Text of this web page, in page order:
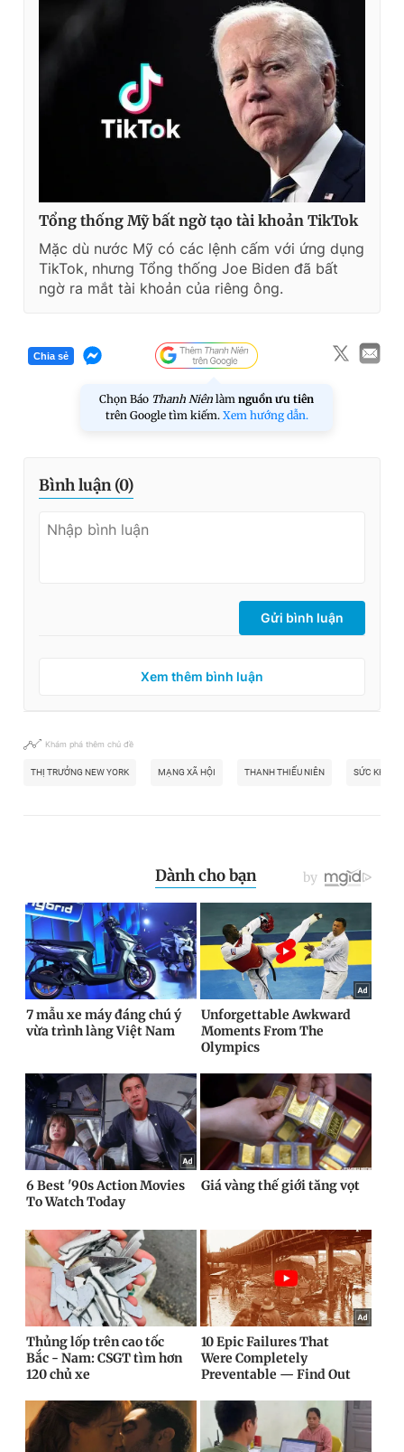
Tổng thống Mỹ bất ngờ tạo tài khoản TikTok
Mặc dù nước Mỹ có các lệnh cấm với ứng dụng
TikTok, nhưng Tổng thống Joe Biden đã bất
ngờ ra mắt tài khoản của riêng ông.
Chia sẻ
Chọn Báo Thanh Niên làm nguồn ưu tiên
trên Google tìm kiếm. Xem hướng dẫn.
Bình luận (0)
Gửi bình luận
Xem thêm bình luận
Khám phá thêm chủ đề
THỊ TRƯỞNG NEW YORK MẠNG XÃ HỘI THANH THIẾU NIÊN SỨC KHỎE